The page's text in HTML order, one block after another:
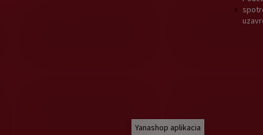
Yanashop aplikacia